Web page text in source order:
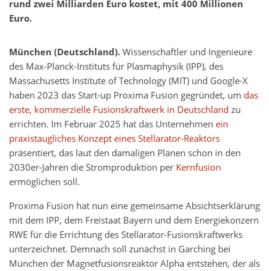
rund zwei Milliarden Euro kostet, mit 400 Millionen
Euro.
München (Deutschland).Wissenschaftler und Ingenieure
des Max-Planck-Instituts für Plasmaphysik (IPP), des
Massachusetts Institute of Technology (MIT) und Google-X
haben 2023 das Start-up Proxima Fusion gegründet, um das
erste, kommerzielle Fusionskraftwerk in Deutschland zu
errichten. Im Februar 2025 hat das Unternehmen ein
praxistaugliches Konzept eines Stellarator-Reaktors
präsentiert, das laut den damaligen Plänen schon in den
2030er-Jahren die Stromproduktion per Kernfusion
ermöglichen soll.
Proxima Fusion hat nun eine gemeinsame Absichtserklärung
mit dem IPP, dem Freistaat Bayern und dem Energiekonzern
RWE für die Errichtung des Stellarator-Fusionskraftwerks
unterzeichnet. Demnach soll zunächst in Garching bei
München der Magnetfusionsreaktor Alpha entstehen, der als